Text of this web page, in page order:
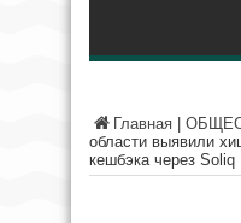
Главная
области выявили
кешбэка через Soliq